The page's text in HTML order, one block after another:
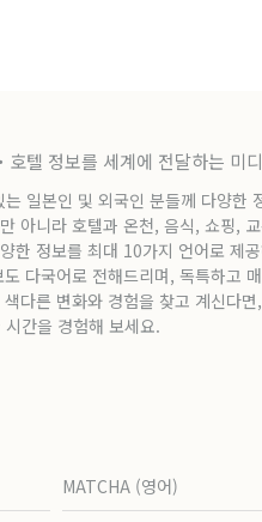
텔 정보를 세계에 전달하는 미
일본인 및 외국인 분들께 다양한
아니라 호텔과 온천, 음식, 쇼핑,
한 정보를 최대 10가지 언어로 제
다국어로 전해드리며, 독특하고
다른 변화와 경험을 찾고 계신다면,
간을 경험해 보세요.
MATCHA (영어)